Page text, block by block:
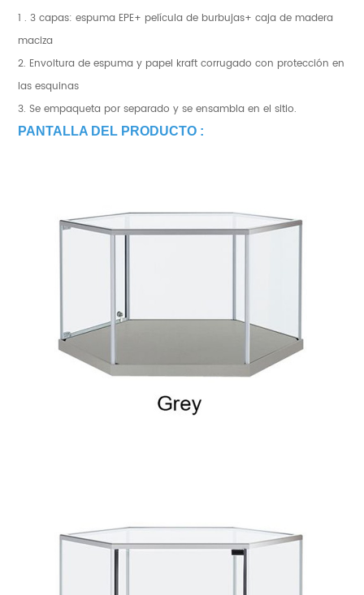
1 . 3 capas: espuma EPE+ película de burbujas+ caja de madera
maciza
2. Envoltura de espuma y papel kraft corrugado con protección en
las esquinas
3. Se empaqueta por separado y se ensambla en el sitio.
PANTALLA DEL PRODUCTO :